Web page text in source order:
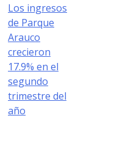
Los ingresos
de Parque
Arauco
crecieron
17.9% en el
segundo
trimestre del
año